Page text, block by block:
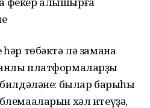
төбәктә лә замана
платформаларҙы
билдәләне: былар барыһы
хәл итеүҙә,